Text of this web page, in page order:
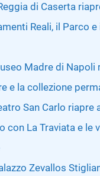
di Caserta
Reali, il Parco e
Madre di Napoli
e la collezione
San Carlo riapre
con La Traviata e le
Zevallos